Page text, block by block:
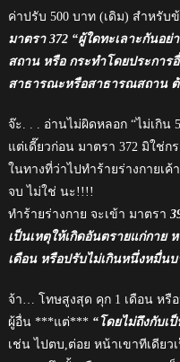
ค่าปรับ 500 บาท (เดิม) สำหรั
มาตรา 372 “ผู้ใดทะเลาะกันอ
สถาน หรือ กระทําโดยประการ
สาธารณะหรือสาธารณสถาน ต้
จ๊ะ. . . อ่านไม่ผิดหลอก “ไม่เกิน
แต่เดี๊ยวก่อน มาตรา 372 มิใช่
ในทางที่ว่าไปทำร้ายร่างกายเค้
จบ ไม่ใช่ นะ!!!!
ทำร้ายร่างกาย จะเข้า มาตรา
เป็นเหตุให้เกิดอันตรายแก่กาย
เดือน หรือปรับไม่เกินหนึ่งหมื่น
จ้า… โทษสูงสุด คุก 1 เดือน หรื
ผู้อื่น ***แต่*** “โดยไม่ถึงกับเ
เช่น ไปตบ,ต่อย หน้าเขาทีเดีย